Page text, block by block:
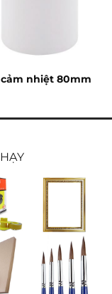
cảm nhiệt 80mm
hình nhủ
30×40
Cọ vẽ
tròn 5
cây